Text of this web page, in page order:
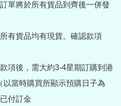
單將於所有貨品到齊後一併發
有貨品均有現貨。確認款項
項後，需大約3-4星期訂購到港
以當時購買所顯示預購日子為
付訂金